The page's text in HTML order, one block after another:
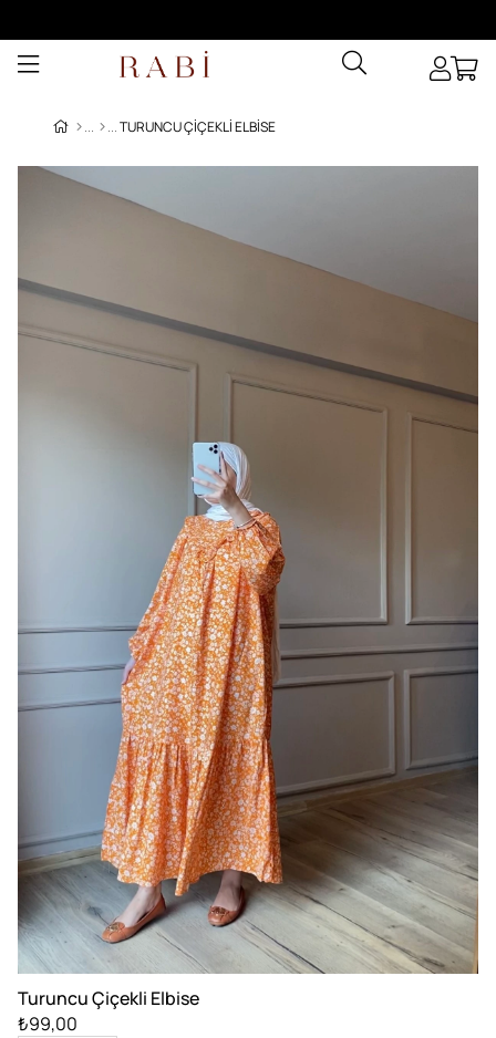
TURUNCU ÇIÇEKLI ELBISE
Turuncu Çiçekli Elbise
₺99,00